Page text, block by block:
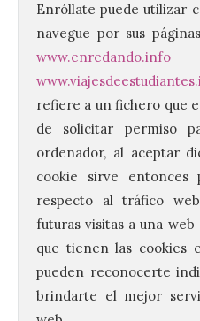
Enróllate puede utilizar
navegue por sus
www.enredando.info
refiere a un fichero que
de solicitar permiso
ordenador, al aceptar
cookie sirve entonces
respecto al tráfico
futuras visitas a una
que tienen las cookies
pueden reconocerte
brindarte el mejor